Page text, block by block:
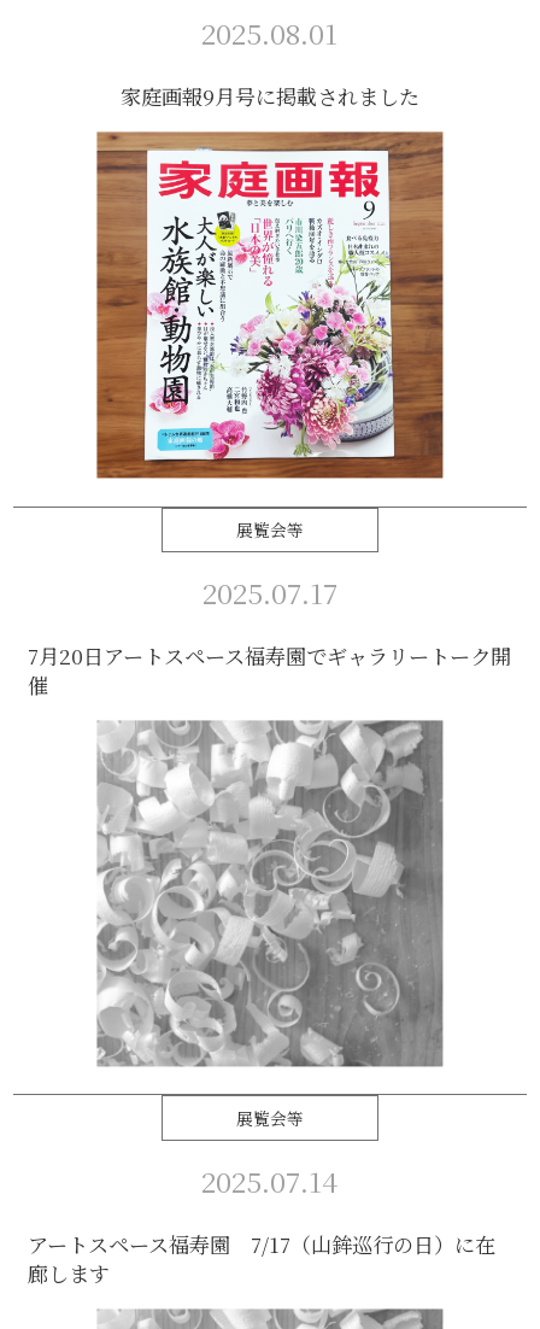
2025.08.01
家庭画報9月号に掲載されました
展覧会等
2025.07.17
7月20日アートスペース福寿園でギャラリートーク開
催
展覧会等
2025.07.14
アートスペース福寿園 7/17（山鉾巡行の日）に在
廊します